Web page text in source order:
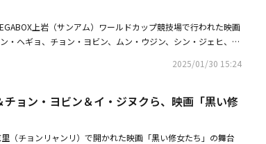
上岩（サンアム）ワールドカップ競技場で行われた映画
・ヘギョ、チョン・ヨビン、ムン・ウジン、シン・ジェヒ、ク
葬る者」の続編で、強力な悪霊にとりつかれた少年を救うため
ださい。・【PHOTO】ソン・ヘギョ＆チョン・ヨビン＆イ・
挨拶に出席・ソン・ヘギョ、映画「黒い修女たち」で喫煙の演
2025/01/30 15:24
チョン・ヨビン＆イ・ジヌクら、映画「黒い修
（チョンリャンリ）で開かれた映画「黒い修女たち」の舞台